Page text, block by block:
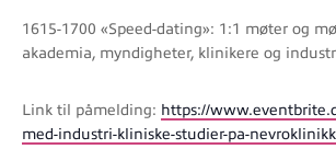
1615-1700 «Speed-dating»: 1:1 møter og
akademia, myndigheter, klinikere og
Link til påmelding: https://
med-industri-kliniske-studier-pa-